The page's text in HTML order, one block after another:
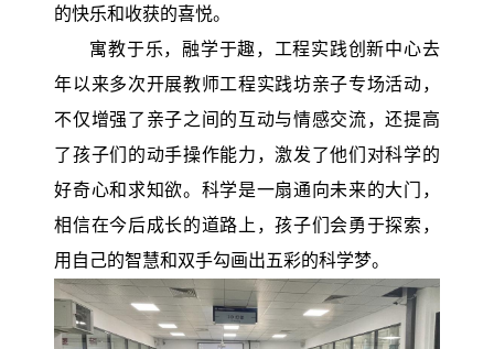
的快乐和收获的喜悦。
寓教于乐，融学于趣，工程实践创新中心去
年以来多次开展教师工程实践坊亲子专场活动，
不仅增强了亲子之间的互动与情感交流，还提高
了孩子们的动手操作能力，激发了他们对科学的
好奇心和求知欲。科学是一扇通向未来的大门，
相信在今后成长的道路上，孩子们会勇于探索，
用自己的智慧和双手勾画出五彩的科学梦。